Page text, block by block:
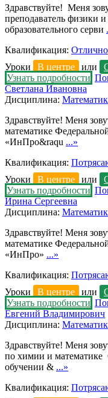
Здравствуйте! Меня
преподаватель физики
образовательного серви
Квалификация: Отлично
Уроки
В центре или
Узнать подробности
Светлана Ивановна
Дисциплина:
Здравствуйте! Меня
математике
«ИнПро&raqu ...»
Квалификация:
Уроки
В центре или
Узнать подробности
Ирина Сергеевна
Дисциплина:
Здравствуйте! Меня
математике
«ИнПро» ...»
Квалификация:
Уроки
В центре или
Узнать подробности
Евгений Владимирович
Дисциплина:
Здравствуйте! Меня
по химии и математике
обучении & ...»
Квалификация: